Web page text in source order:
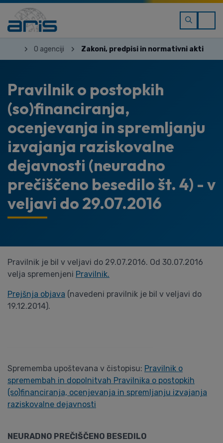
O agenciji Zakoni, predpisi in normativni akti
Pravilnik o postopkih
(so)financiranja,
ocenjevanja in spremljanju
izvajanja raziskovalne
dejavnosti (neuradno
prečiščeno besedilo št. 4) - v
veljavi do 29.07.2016
Pravilnik je bil v veljavi do 29.07.2016. Od 30.07.2016
velja spremenjeni Pravilnik.
Prejšnja objava (navedeni pravilnik je bil v veljavi do
19.12.2014).
Sprememba upoštevana v čistopisu: Pravilnik o
spremembah in dopolnitvah Pravilnika o postopkih
(so)financiranja, ocenjevanja in spremljanju izvajanja
raziskovalne dejavnosti
NEURADNO PREČIŠČENO BESEDILO